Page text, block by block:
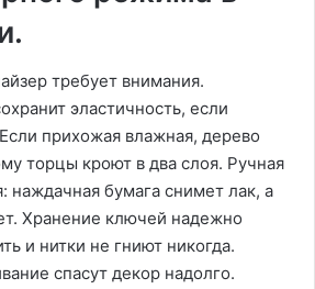
требует внимания.
эластичность, если
прихожая влажная, дерево
торцы кроют в два слоя. Ручная
наждачная бумага снимет лак, а
Хранение ключей надежно
и нитки не гниют никогда.
спасут декор надолго.